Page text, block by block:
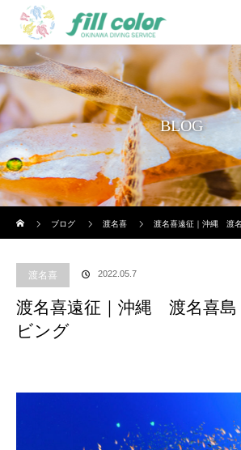
BLOG
ブログ
渡名喜 渡名喜遠征｜沖縄 渡
渡名喜 2022.05.7
渡名喜遠征｜沖縄 渡名喜
ビング